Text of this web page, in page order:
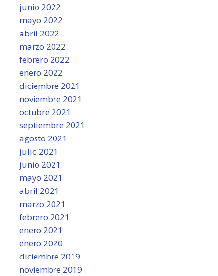
junio 2022
mayo 2022
abril 2022
marzo 2022
febrero 2022
enero 2022
diciembre 2021
noviembre 2021
octubre 2021
septiembre 2021
agosto 2021
julio 2021
junio 2021
mayo 2021
abril 2021
marzo 2021
febrero 2021
enero 2021
enero 2020
diciembre 2019
noviembre 2019